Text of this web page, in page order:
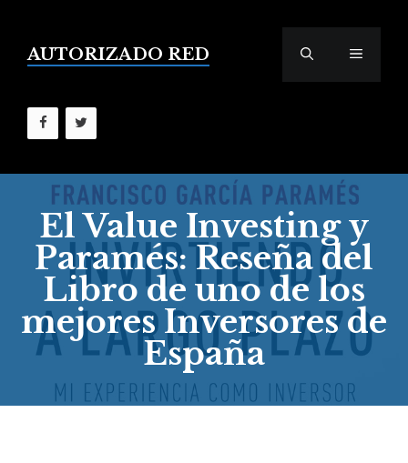
contenido
AUTORIZADO RED MENÚ
El Value Investing y
Paramés: Reseña del
Libro de uno de los
mejores Inversores de
España